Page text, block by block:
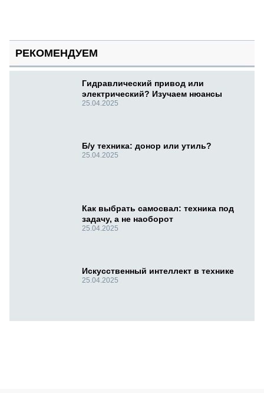
РЕКОМЕНДУЕМ
Гидравлический привод или
электрический? Изучаем нюансы
25.04.2025
Б/у техника: донор или утиль?
25.04.2025
Как выбрать самосвал: техника под
задачу, а не наоборот
25.04.2025
Искусственный интеллект в технике
25.04.2025